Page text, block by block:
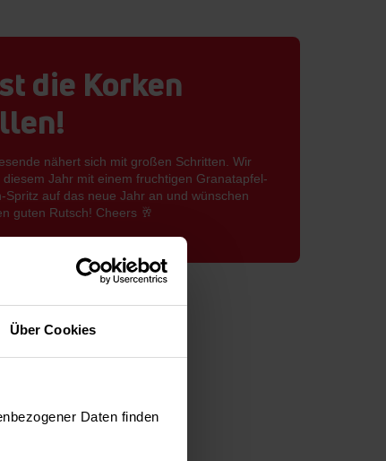
Über Cookies
Daten finden
die Korken
nähert sich mit großen Schritten. Wir
Jahr mit einem fruchtigen Granatapfel-
Spritz auf das neue Jahr an und wünschen
guten Rutsch! Cheers 🥂